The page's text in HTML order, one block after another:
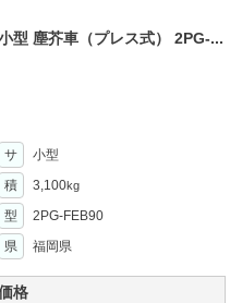
型 塵芥車（プレス式） 2PG-...
サ
小型
積 3,100kg
型
2PG-FEB90
県 福岡県
格